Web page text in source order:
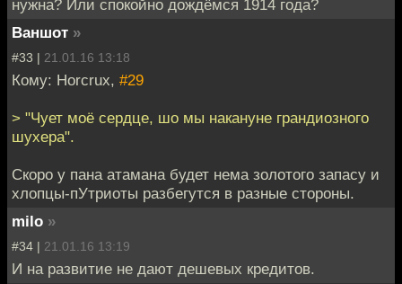
нужна? Или спокойно дождёмся 1914 года?
Ваншот »
#33 | 21.01.16 13:18
Кому: Horcrux, #29
> "Чует моё сердце, шо мы накануне грандиозного
шухера".
Скоро у пана атамана будет нема золотого запасу и
хлопцы-пУтриоты разбегутся в разные стороны.
milo »
#34 | 21.01.16 13:19
И на развитие не дают дешевых кредитов.